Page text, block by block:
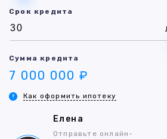
Срок кредита
Сумма кредита
7 000 000 ₽
Как оформить ипотеку
Елена
Отправьте онлайн-